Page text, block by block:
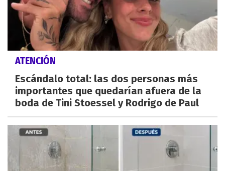
ATENCIÓN
Escándalo total: las dos personas más
importantes que quedarían afuera de la
boda de Tini Stoessel y Rodrigo de Paul